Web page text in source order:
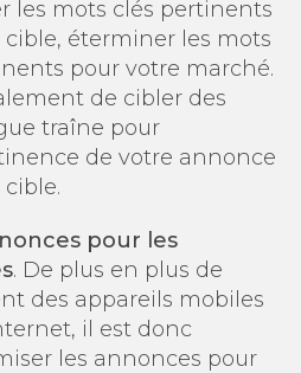
les mots clés pertinents
éterminer les mots
pour votre marché.
de cibler des
traîne pour
de votre annonce
pour les
. De plus en plus de
des appareils mobiles
il est donc
les annonces pour